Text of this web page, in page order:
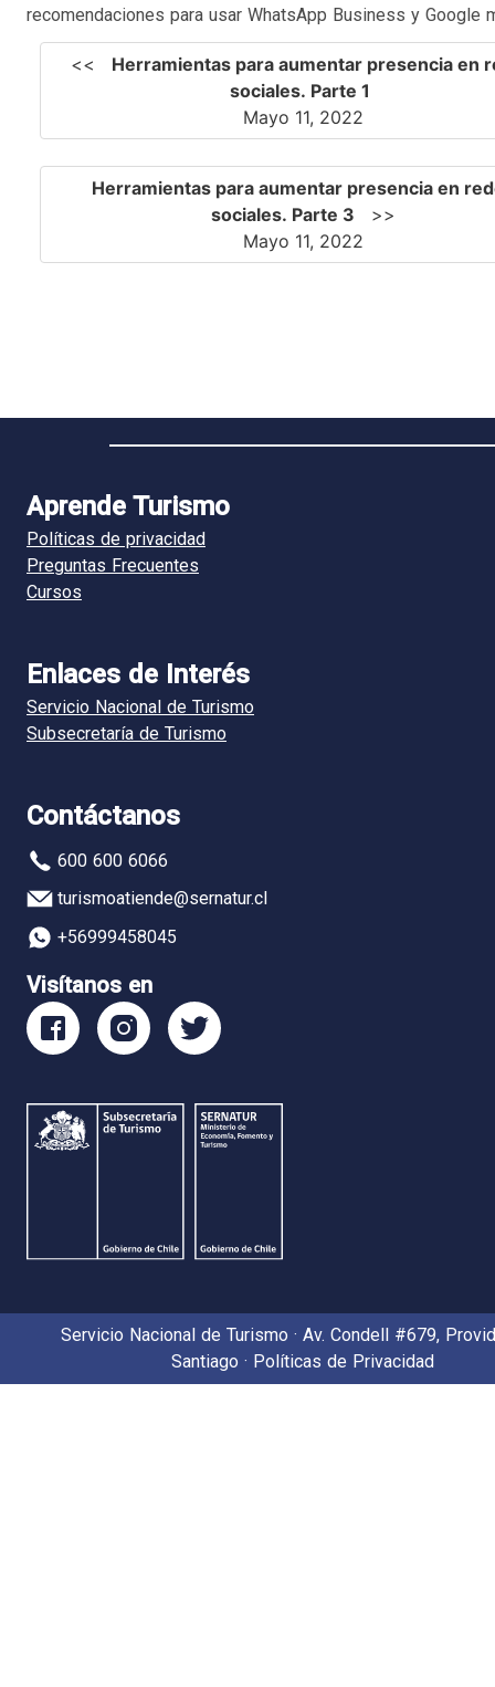
recomendaciones para usar WhatsApp Business y Google
<< Herramientas para aumentar presencia en
sociales. Parte 1
Mayo 11, 2022
Herramientas para aumentar presencia en
sociales. Parte 3 >>
Mayo 11, 2022
Aprende Turismo
Políticas de privacidad
Preguntas Frecuentes
Cursos
Enlaces de Interés
Servicio Nacional de Turismo
Subsecretaría de Turismo
Contáctanos
600 600 6066
turismoatiende@sernatur.cl
+56999458045
Visítanos en
Facebook
Sernatur
Instagram
Sernatur
Sernatur
Servicio Nacional de Turismo · Av. Condell #679,
Santiago · Políticas de Privacidad